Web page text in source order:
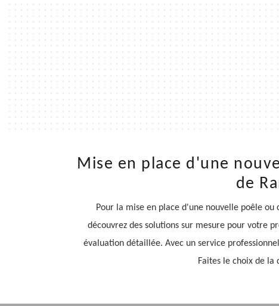
Mise en place d'une
de
Pour la mise en place d'une nouvelle poêle
découvrez des solutions sur mesure pour votre
évaluation détaillée. Avec un service
Faites le choix de